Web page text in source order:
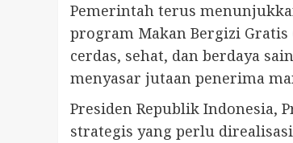
Pemerintah terus
program Makan Bergizi
cerdas, sehat, dan berdaya
menyasar jutaan penerima
Presiden Republik Indonesia,
strategis yang perlu